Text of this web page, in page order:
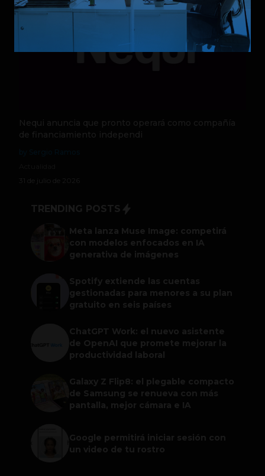
Nequi anuncia que pronto operará como compañía
de financiamiento independi
31 de julio de 2026
TRENDING POSTS
Meta lanza Muse Image: competirá
con modelos enfocados en IA
generativa de imágenes
Spotify extiende las cuentas
gestionadas para menores a su plan
gratuito en seis países
ChatGPT Work: el nuevo asistente
de OpenAI que promete mejorar la
productividad laboral
Galaxy Z Flip8: el plegable compacto
de Samsung se renueva con más
pantalla, mejor cámara e IA
Google permitirá iniciar sesión con
un video de tu rostro